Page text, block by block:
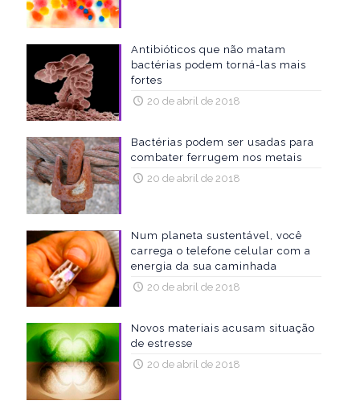
Antibióticos que não matam
bactérias podem torná-las mais
fortes
20 de abril de 2018
Bactérias podem ser usadas para
combater ferrugem nos metais
20 de abril de 2018
Num planeta sustentável, você
carrega o telefone celular com a
energia da sua caminhada
20 de abril de 2018
Novos materiais acusam situação
de estresse
20 de abril de 2018